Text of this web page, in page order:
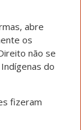
abre
os
não se
do
fizeram